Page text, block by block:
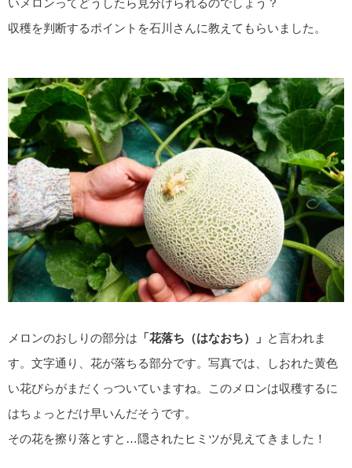
収穫を判断するポイントを石川さんに教えてもらいました。
メロンのおしりの部分は 「花落ち（はなおち）」 と言われま
す。文字通り、花が落ちる部分です。写真では、しおれた黄色
い花びらがまだくっついていますね。このメロンは収穫するに
はちょっとだけ早いんだそうです。
その花を擦り落とすと…隠されたヒミツが見えてきました！